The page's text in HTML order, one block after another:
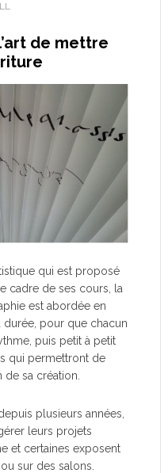
de mettre
qui est proposé
cadre de ses cours, la
est abordée en
pour que chacun
puis petit à petit
qui permettront de
de sa création.
plusieurs années,
leurs projets
et certaines exposent
sur des salons.